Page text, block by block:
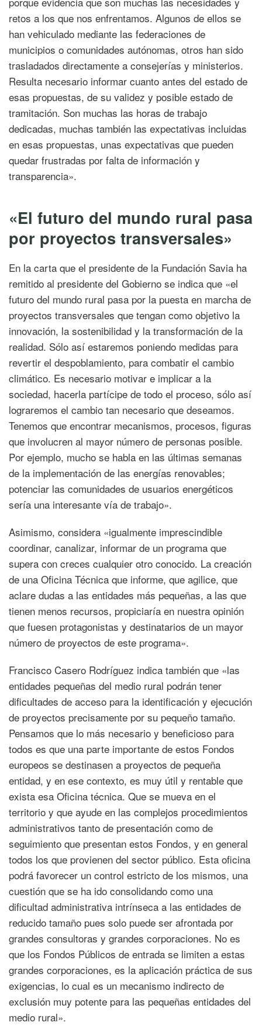
retos a los que nos enfrentamos. Algunos de ellos se
han vehiculado mediante las federaciones de
municipios o comunidades autónomas, otros han sido
trasladados directamente a consejerías y ministerios.
Resulta necesario informar cuanto antes del estado de
esas propuestas, de su validez y posible estado de
tramitación. Son muchas las horas de trabajo
dedicadas, muchas también las expectativas incluidas
en esas propuestas, unas expectativas que pueden
quedar frustradas por falta de información y
transparencia».
«El futuro del mundo rural pasa
por proyectos transversales»
En la carta que el presidente de la Fundación Savia ha
remitido al presidente del Gobierno se indica que «el
futuro del mundo rural pasa por la puesta en marcha de
proyectos transversales que tengan como objetivo la
innovación, la sostenibilidad y la transformación de la
realidad. Sólo así estaremos poniendo medidas para
revertir el despoblamiento, para combatir el cambio
climático. Es necesario motivar e implicar a la
sociedad, hacerla partícipe de todo el proceso, sólo así
lograremos el cambio tan necesario que deseamos.
Tenemos que encontrar mecanismos, procesos, figuras
que involucren al mayor número de personas posible.
Por ejemplo, mucho se habla en las últimas semanas
de la implementación de las energías renovables;
potenciar las comunidades de usuarios energéticos
sería una interesante vía de trabajo».
Asimismo, considera «igualmente imprescindible
coordinar, canalizar, informar de un programa que
supera con creces cualquier otro conocido. La creación
de una Oficina Técnica que informe, que agilice, que
aclare dudas a las entidades más pequeñas, a las que
tienen menos recursos, propiciaría en nuestra opinión
que fuesen protagonistas y destinatarios de un mayor
número de proyectos de este programa».
Francisco Casero Rodríguez indica también que «las
entidades pequeñas del medio rural podrán tener
dificultades de acceso para la identificación y ejecución
de proyectos precisamente por su pequeño tamaño.
Pensamos que lo más necesario y beneficioso para
todos es que una parte importante de estos Fondos
europeos se destinasen a proyectos de pequeña
entidad, y en ese contexto, es muy útil y rentable que
exista esa Oficina técnica. Que se mueva en el
territorio y que ayude en las complejos procedimientos
administrativos tanto de presentación como de
seguimiento que presentan estos Fondos, y en general
todos los que provienen del sector público. Esta oficina
podrá favorecer un control estricto de los mismos, una
cuestión que se ha ido consolidando como una
dificultad administrativa intrínseca a las entidades de
reducido tamaño pues solo puede ser afrontada por
grandes consultoras y grandes corporaciones. No es
que los Fondos Públicos de entrada se limiten a estas
grandes corporaciones, es la aplicación práctica de sus
exigencias, lo cual es un mecanismo indirecto de
exclusión muy potente para las pequeñas entidades del
medio rural».